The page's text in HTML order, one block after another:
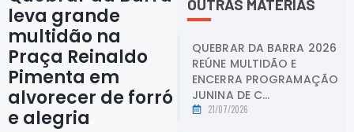
leva grande
multidão na
Praça Reinaldo
Pimenta em
alvorecer de forró
e alegria
OUTRAS MATÉRIAS
QUEBRAR DA BARRA 2026
REÚNE MULTIDÃO E
ENCERRA PROGRAMAÇÃO
JUNINA DE C...
21/07/2026